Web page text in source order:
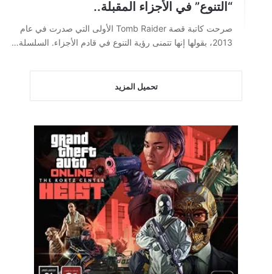
“التنوع” في الأجزاء المقبلة..
صرحت كاتبة قصة Tomb Raider الأولى التي صدرت في عام
2013، بقولها إنها تتمنى رؤية التنوع في قادم الأجزاء. السلسلة…
تحميل المزيد